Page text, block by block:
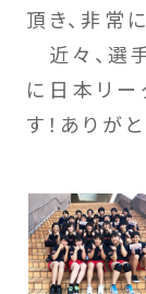
頂き、非常
近々、選
に日本リ
す！ありが